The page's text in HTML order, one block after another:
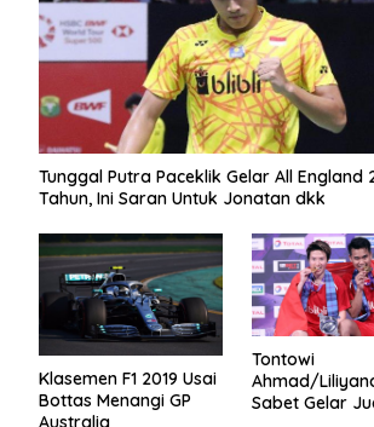
Tunggal Putra Paceklik Gelar All England
Tahun, Ini Saran Untuk Jonatan dkk
Klasemen F1 2019 Usai
Bottas Menangi GP
Australia
Tontowi
Ahmad/
Sabet Gelar